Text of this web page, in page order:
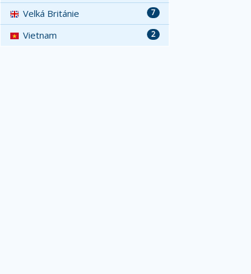
7
Velká Británie
2
Vietnam